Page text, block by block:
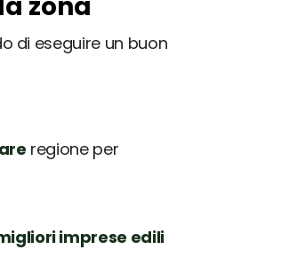
zona
di eseguire un buon
regione per
imprese edili